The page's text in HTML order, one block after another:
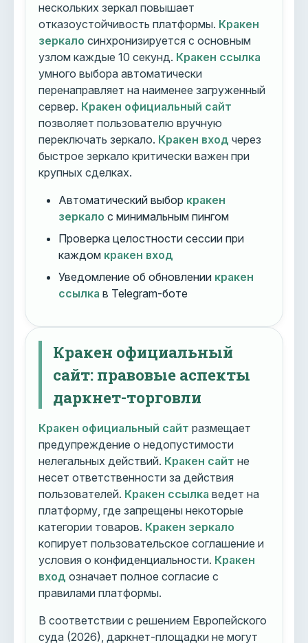
нескольких зеркал повышает
отказоустойчивость платформы. Кракен
зеркало синхронизируется с основным
узлом каждые 10 секунд. Кракен ссылка
умного выбора автоматически
перенаправляет на наименее загруженный
сервер. Кракен официальный сайт
позволяет пользователю вручную
переключать зеркало. Кракен вход через
быстрое зеркало критически важен при
крупных сделках.
Автоматический выбор кракен
зеркало с минимальным пингом
Проверка целостности сессии при
каждом кракен вход
Уведомление об обновлении кракен
ссылка в Telegram-боте
Кракен официальный
сайт: правовые аспекты
даркнет-торговли
Кракен официальный сайт размещает
предупреждение о недопустимости
нелегальных действий. Кракен сайт не
несет ответственности за действия
пользователей. Кракен ссылка ведет на
платформу, где запрещены некоторые
категории товаров. Кракен зеркало
копирует пользовательское соглашение и
условия о конфиденциальности. Кракен
вход означает полное согласие с
правилами платформы.
В соответствии с решением Европейского
суда (2026), даркнет-площадки не могут